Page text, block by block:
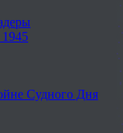
Судного Дня